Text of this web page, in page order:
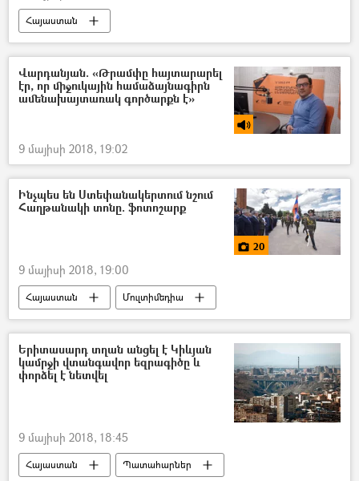
Հայաստան
Վարդանյան. «Թրամփը հայտարարել
էր, որ միջուկային համաձայնագիրն
ամենախայտառակ գործարքն է»
9 մայիսի 2018, 19:02
Ինչպես են Ստեփանակերտում նշում
Հաղթանակի տոնը. ֆոտոշարք
20
9 մայիսի 2018, 19:00
Հայաստան
Մուլտիմեդիա
Աշխարհ
հասարակություն
Լուսանկարներ
Զբոսաշրջություն
մշակույթ
Կովկաս
Երիտասարդ տղան անցել է Կիևյան
կամրջի վտանգավոր եզրագիծը և
փորձել է նետվել
9 մայիսի 2018, 18:45
Հայաստան Պատահարներ